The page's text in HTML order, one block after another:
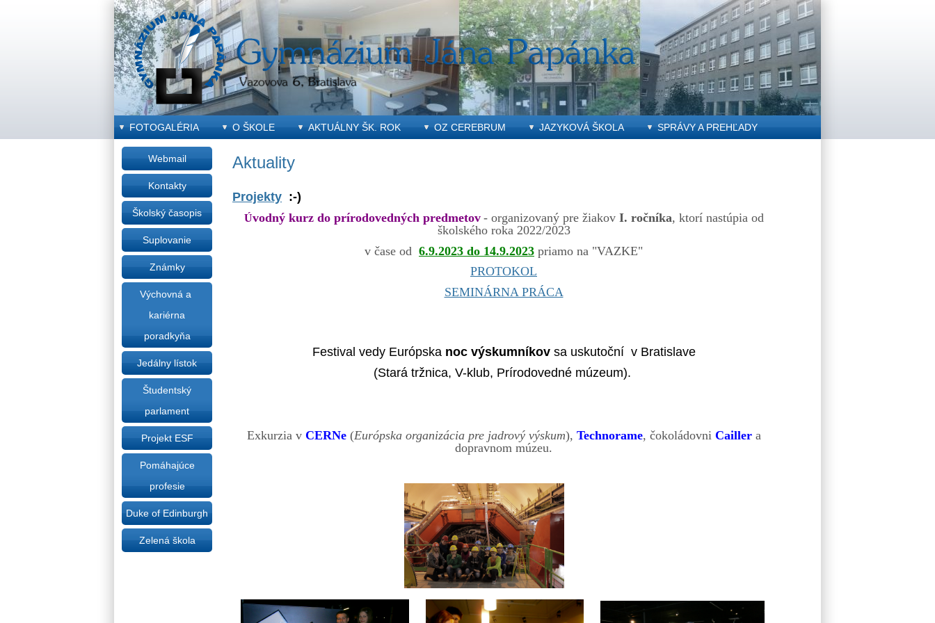
FOTOGALÉRIA O ŠKOLE AKTUÁLNY ŠK. ROK OZ CEREBRUM JAZYKOVÁ ŠKOLA SPRÁVY A PREHĽADY
Aktuality
Projekty :-)
Úvodný kurz do prírodovedných predmetov - organizovaný pre žiakov I. ročníka, ktorí nastúpia od
školského roka 2022/2023
v čase od 6.9.2023 do 14.9.2023 priamo na "VAZKE"
PROTOKOL
SEMINÁRNA PRÁCA
Festival vedy Európska noc výskumníkovsa uskutoční v Bratislave
(Stará tržnica, V-klub, Prírodovedné múzeum).
Exkurzia v CERNe(Európska organizácia pre jadrový výskum), Technorame, čokoládovni Caillera
dopravnom múzeu.
Webmail
Kontakty
Školský časopis
Suplovanie
Známky
Výchovná a
kariérna
poradkyňa
Jedálny lístok
Študentský
parlament
Projekt ESF
Pomáhajúce
profesie
Duke of Edinburgh
Zelená škola